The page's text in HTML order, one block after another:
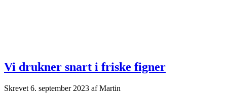
Vi drukner snart i friske figner
Skrevet 6. september 2023 afMartin